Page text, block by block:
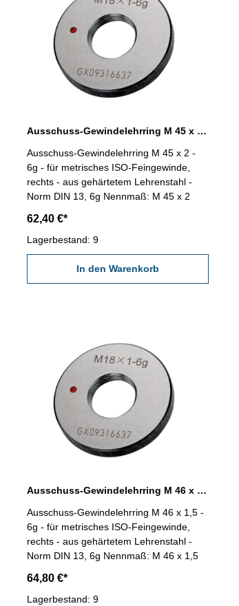
Ausschuss-Gewindelehrring M 45 x 2 - 6g DIN 13
Ausschuss-Gewindelehrring M 45 x 2 -
6g - für metrisches ISO-Feingewinde,
rechts - aus gehärtetem Lehrenstahl -
Norm DIN 13, 6g Nennmaß: M 45 x 2
62,40 €*
Lagerbestand: 9
In den Warenkorb
Ausschuss-Gewindelehrring M 46 x 1,5 - 6g DIN 13
Ausschuss-Gewindelehrring M 46 x 1,5 -
6g - für metrisches ISO-Feingewinde,
rechts - aus gehärtetem Lehrenstahl -
Norm DIN 13, 6g Nennmaß: M 46 x 1,5
64,80 €*
Lagerbestand: 9